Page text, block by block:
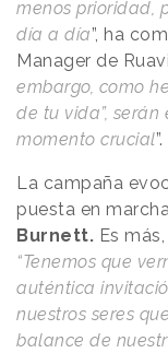
menos prioridad,
día a día”, ha
Manager de
embargo, como
de tu vida”,
momento crucial”.
La campaña
puesta en
Burnett. Es
“Tenemos que
auténtica
nuestros seres
balance de